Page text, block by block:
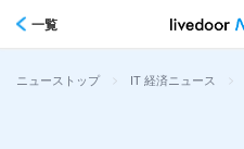
一覧
ニューストップ > IT 経済ニュース >